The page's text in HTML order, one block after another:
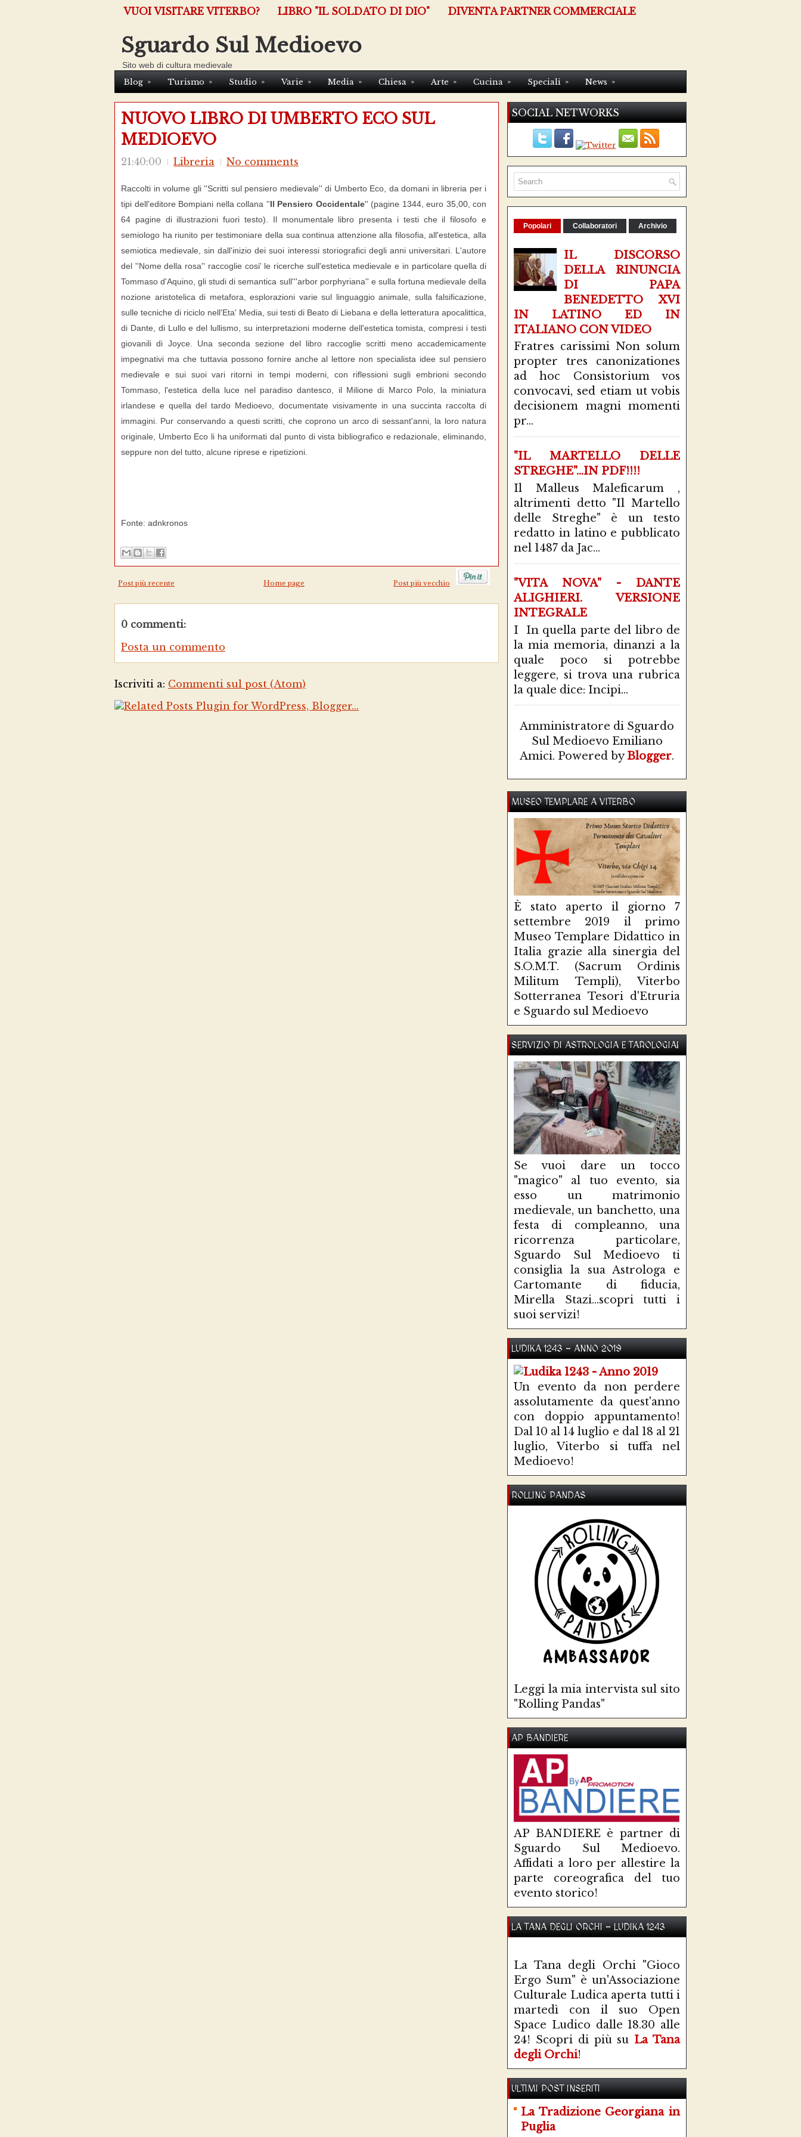
VUOI VISITARE VITERBO? LIBRO "IL SOLDATO DI DIO" DIVENTA PARTNER COMMERCIALE
Sguardo Sul Medioevo
Sito web di cultura medievale
Blog » Turismo » Studio » Varie » Media » Chiesa » Arte » Cucina » Speciali » News »
NUOVO LIBRO DI UMBERTO ECO SUL
MEDIOEVO
21:40:00 Libreria No comments
Raccolti in volume gli ''Scritti sul pensiero medievale'' di Umberto Eco, da domani in libreria per i
tipi dell'editore Bompiani nella collana ''Il Pensiero Occidentale'' (pagine 1344, euro 35,00, con
64 pagine di illustrazioni fuori testo). Il monumentale libro presenta i testi che il filosofo e
semiologo ha riunito per testimoniare della sua continua attenzione alla filosofia, all'estetica, alla
semiotica medievale, sin dall'inizio dei suoi interessi storiografici degli anni universitari. L'autore
del ''Nome della rosa'' raccoglie cosi' le ricerche sull'estetica medievale e in particolare quella di
Tommaso d'Aquino, gli studi di semantica sull'''arbor porphyriana'' e sulla fortuna medievale della
nozione aristotelica di metafora, esplorazioni varie sul linguaggio animale, sulla falsificazione,
sulle tecniche di riciclo nell'Eta' Media, sui testi di Beato di Liebana e della letteratura apocalittica,
di Dante, di Lullo e del lullismo, su interpretazioni moderne dell'estetica tomista, compresi i testi
giovanili di Joyce. Una seconda sezione del libro raccoglie scritti meno accademicamente
impegnativi ma che tuttavia possono fornire anche al lettore non specialista idee sul pensiero
medievale e sui suoi vari ritorni in tempi moderni, con riflessioni sugli embrioni secondo
Tommaso, l'estetica della luce nel paradiso dantesco, il Milione di Marco Polo, la miniatura
irlandese e quella del tardo Medioevo, documentate visivamente in una succinta raccolta di
immagini. Pur conservando a questi scritti, che coprono un arco di sessant'anni, la loro natura
originale, Umberto Eco li ha uniformati dal punto di vista bibliografico e redazionale, eliminando,
seppure non del tutto, alcune riprese e ripetizioni.
Fonte: adnkronos
Post più recente Post più vecchio
Home page
0 commenti:
Posta un commento
Iscriviti a: Commenti sul post (Atom)
SOCIAL NETWORKS
Popolari Collaboratori Archivio
IL DISCORSO
DELLA RINUNCIA
DI PAPA
BENEDETTO XVI
IN LATINO ED IN
ITALIANO CON VIDEO
Fratres carissimi Non solum
propter tres canonizationes
ad hoc Consistorium vos
convocavi, sed etiam ut vobis
decisionem magni momenti
pr...
"IL MARTELLO DELLE
STREGHE"...IN PDF!!!!
Il Malleus Maleficarum ,
altrimenti detto "Il Martello
delle Streghe" è un testo
redatto in latino e pubblicato
nel 1487 da Jac...
"VITA NOVA" - DANTE
ALIGHIERI. VERSIONE
INTEGRALE
I In quella parte del libro de
la mia memoria, dinanzi a la
quale poco si potrebbe
leggere, si trova una rubrica
la quale dice: Incipi...
Amministratore di Sguardo
Sul Medioevo Emiliano
Amici. Powered byBlogger.
MUSEO TEMPLARE A VITERBO
È stato aperto il giorno 7
settembre 2019 il primo
Museo Templare Didattico in
Italia grazie alla sinergia del
S.O.M.T. (Sacrum Ordinis
Militum Templi), Viterbo
Sotterranea Tesori d'Etruria
e Sguardo sul Medioevo
SERVIZIO DI ASTROLOGIA E TAROLOGIA!
Se vuoi dare un tocco
"magico" al tuo evento, sia
esso un matrimonio
medievale, un banchetto, una
festa di compleanno, una
ricorrenza particolare,
Sguardo Sul Medioevo ti
consiglia la sua Astrologa e
Cartomante di fiducia,
Mirella Stazi...scopri tutti i
suoi servizi!
LUDIKA 1243 - ANNO 2019
Un evento da non perdere
assolutamente da quest'anno
con doppio appuntamento!
Dal 10 al 14 luglio e dal 18 al 21
luglio, Viterbo si tuffa nel
Medioevo!
ROLLING PANDAS
Leggi la mia intervista sul sito
"Rolling Pandas"
AP BANDIERE
AP BANDIERE è partner di
Sguardo Sul Medioevo.
Affidati a loro per allestire la
parte coreografica del tuo
evento storico!
LA TANA DEGLI ORCHI - LUDIKA 1243
La Tana degli Orchi "Gioco
Ergo Sum" è un'Associazione
Culturale Ludica aperta tutti i
martedì con il suo Open
Space Ludico dalle 18.30 alle
24! Scopri di più su La Tana
degli Orchi!
ULTIMI POST INSERITI
La Tradizione Georgiana in
Puglia